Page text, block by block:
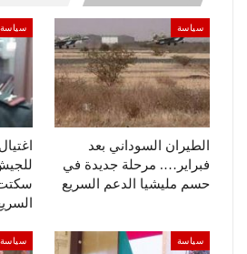
سياسة
الطيران السوداني بعد
فبراير…. مرحلة جديدة في
حسم مليشيا الدعم السريع
سياسة
سكتت
سياسة سياسة